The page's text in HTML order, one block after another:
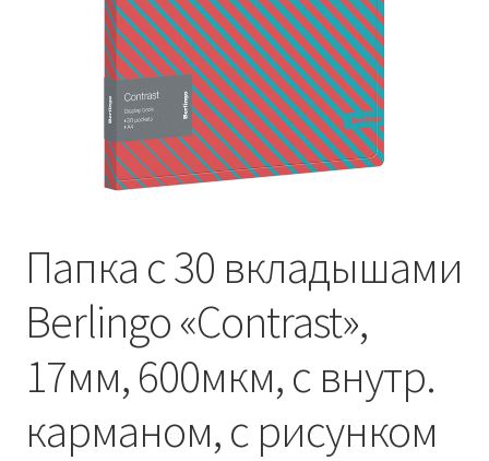
Папка с 30 вкладышами
Berlingo «Contrast»,
17мм, 600мкм, с внутр.
карманом, с рисунком